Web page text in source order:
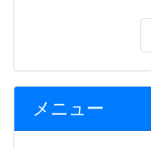
メニュー